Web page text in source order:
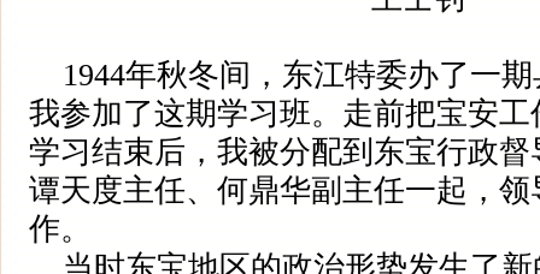
1944年秋冬间，东江特委办了一
我参加了这期学习班。走前把宝安
学习结束后，我被分配到东宝行政
谭天度主任、何鼎华副主任一起，
作。